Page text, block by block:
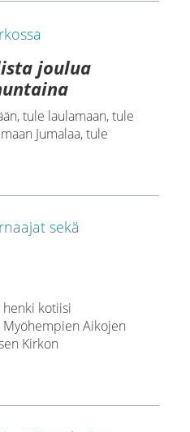
joulua
tule laulamaan, tule
Jumalaa, tule
henki kotiisi
Myöhempien Aikojen
Kirkon